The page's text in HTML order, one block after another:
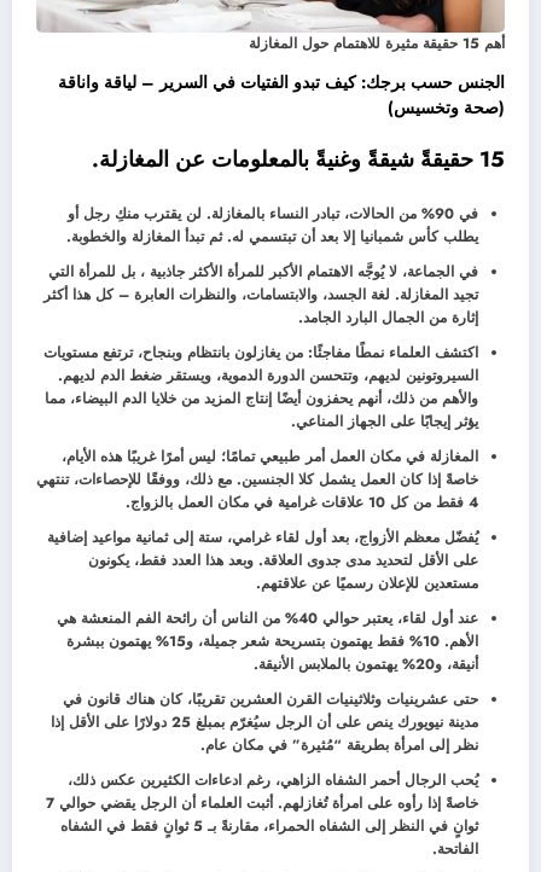
أهم 15 حقيقة مثيرة للاهتمام حول المغازلة
الجنس حسب برجك: كيف تبدو الفتيات في السرير – لياقة واناقة
(صحة وتخسيس)
15 حقيقةً شيقةً وغنيةً بالمعلومات عن المغازلة.
في 90% من الحالات، تبادر النساء بالمغازلة. لن يقترب منكِ رجل أو
يطلب كأس شمبانيا إلا بعد أن تبتسمي له. ثم تبدأ المغازلة والخطوبة.
في الجماعة، لا يُوجَّه الاهتمام الأكبر للمرأة الأكثر جاذبية ، بل للمرأة التي
تجيد المغازلة. لغة الجسد، والابتسامات، والنظرات العابرة – كل هذا أكثر
إثارة من الجمال البارد الجامد.
اكتشف العلماء نمطًا مفاجئًا: من يغازلون بانتظام وبنجاح، ترتفع مستويات
السيروتونين لديهم، وتتحسن الدورة الدموية، ويستقر ضغط الدم لديهم.
والأهم من ذلك، أنهم يحفزون أيضًا إنتاج المزيد من خلايا الدم البيضاء، مما
يؤثر إيجابًا على الجهاز المناعي.
المغازلة في مكان العمل أمر طبيعي تمامًا؛ ليس أمرًا غريبًا هذه الأيام،
خاصةً إذا كان العمل يشمل كلا الجنسين. مع ذلك، ووفقًا للإحصاءات، تنتهي
4 فقط من كل 10 علاقات غرامية في مكان العمل بالزواج.
يُفضّل معظم الأزواج، بعد أول لقاء غرامي، ستة إلى ثمانية مواعيد إضافية
على الأقل لتحديد مدى جدوى العلاقة. وبعد هذا العدد فقط، يكونون
مستعدين للإعلان رسميًا عن علاقتهم.
عند أول لقاء، يعتبر حوالي 40% من الناس أن رائحة الفم المنعشة هي
الأهم. 10% فقط يهتمون بتسريحة شعر جميلة، و15% يهتمون ببشرة
أنيقة، و20% يهتمون بالملابس الأنيقة.
حتى عشرينيات وثلاثينيات القرن العشرين تقريبًا، كان هناك قانون في
مدينة نيويورك ينص على أن الرجل سيُغرّم بمبلغ 25 دولارًا على الأقل إذا
نظر إلى امرأة بطريقة “مُثيرة” في مكان عام.
يُحب الرجال أحمر الشفاه الزاهي، رغم ادعاءات الكثيرين عكس ذلك،
خاصةً إذا رأوه على امرأة تُغازلهم. أثبت العلماء أن الرجل يقضي حوالي 7
ثوانٍ في النظر إلى الشفاه الحمراء، مقارنةً بـ 5 ثوانٍ فقط في الشفاه
الفاتحة.